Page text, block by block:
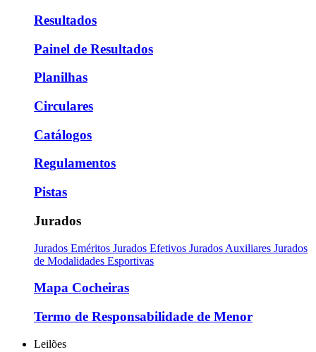
Resultados
Painel de Resultados
Planilhas
Circulares
Catálogos
Regulamentos
Pistas
Jurados
Jurados Eméritos Jurados Efetivos Jurados Auxiliares Jurados
de Modalidades Esportivas
Mapa Cocheiras
Termo de Responsabilidade de Menor
Leilões